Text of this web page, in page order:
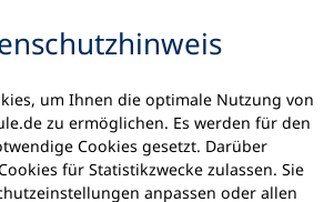
um Ihnen die optimale Nutzung von
zu ermöglichen. Es werden für den
Cookies gesetzt. Darüber
für Statistikzwecke zulassen. Sie
anpassen oder allen
Kursleitung?